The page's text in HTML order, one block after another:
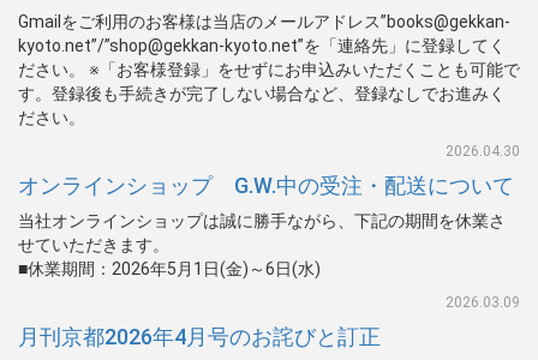
Gmailをご利用のお客様は当店のメールアドレス”books@gekkan-
kyoto.net”/”shop@gekkan-kyoto.net”を「連絡先」に登録してく
ださい。 ※「お客様登録」をせずにお申込みいただくことも可能で
す。登録後も手続きが完了しない場合など、登録なしでお進みく
ださい。
2026.04.30
オンラインショップ G.W.中の受注・配送について
当社オンラインショップは誠に勝手ながら、下記の期間を休業さ
せていただきます。
■休業期間：2026年5月1日(金)～6日(水)
2026.03.09
月刊京都2026年4月号のお詫びと訂正